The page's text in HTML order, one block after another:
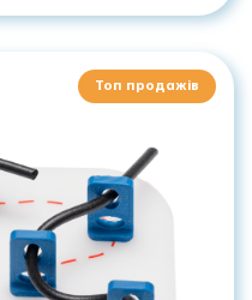
Топ продажів